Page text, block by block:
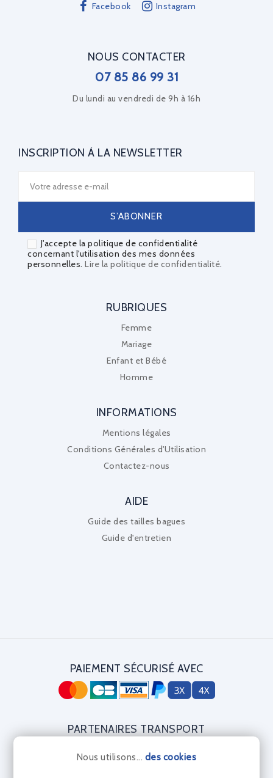
Facebook Instagram
NOUS CONTACTER
07 85 86 99 31
Du lundi au vendredi de 9h à 16h
INSCRIPTION À LA NEWSLETTER
J'accepte la politique de confidentialité
concernant l'utilisation des mes données
personnelles. Lire la politique de confidentialité.
RUBRIQUES
Femme
Mariage
Enfant et Bébé
Homme
INFORMATIONS
Mentions légales
Conditions Générales d'Utilisation
Contactez-nous
AIDE
Guide des tailles bagues
Guide d'entretien
Nous utilisons... des cookies
PAIEMENT SÉCURISÉ AVEC
PARTENAIRES TRANSPORT